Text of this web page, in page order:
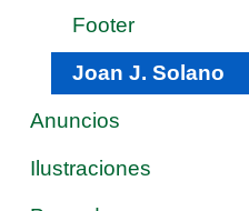
Footer
Joan J. Solano
Anuncios
Ilustraciones